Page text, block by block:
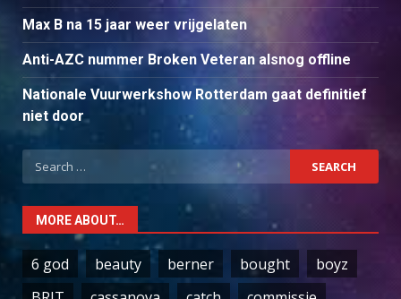
Max B na 15 jaar weer vrijgelaten
Anti-AZC nummer Broken Veteran alsnog offline
Nationale Vuurwerkshow Rotterdam gaat definitief
niet door
Search
for:
MORE ABOUT…
6 god beauty berner bought
boyz